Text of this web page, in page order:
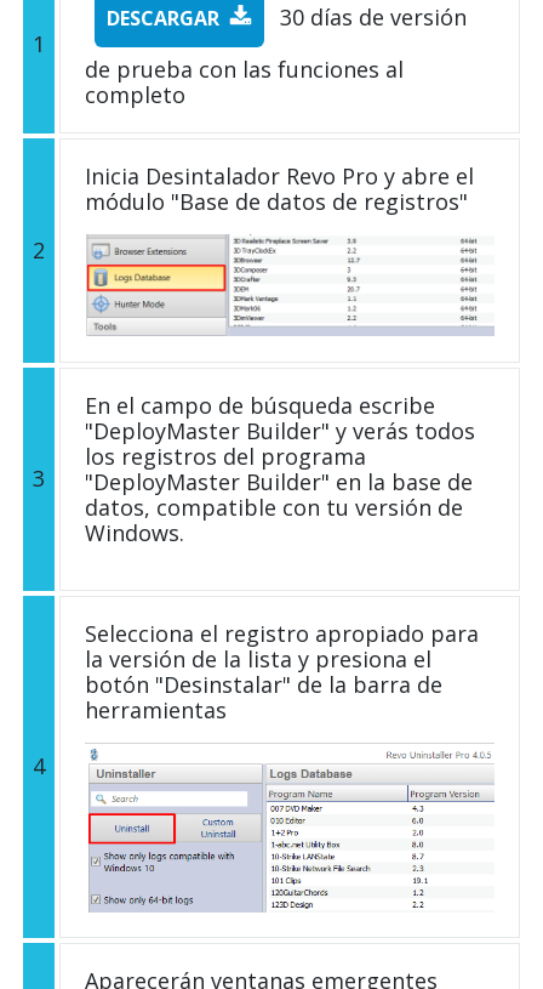
1
DESCARGAR
30 días de versión
de prueba con las funciones al
completo
2
Inicia Desintalador Revo Pro y abre el
módulo "Base de datos de registros"
3
En el campo de búsqueda escribe
"DeployMaster Builder" y verás todos
los registros del programa
"DeployMaster Builder" en la base de
datos, compatible con tu versión de
Windows.
4
Selecciona el registro apropiado para
la versión de la lista y presiona el
botón "Desinstalar" de la barra de
herramientas
Aparecerán ventanas emergentes